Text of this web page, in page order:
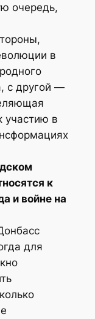
очередь,
в
с другой —
участию в
к
и войне на
для